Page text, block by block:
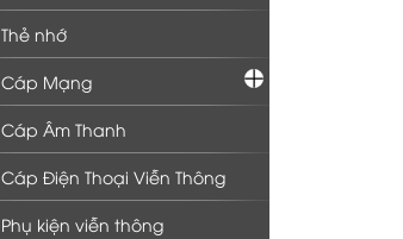
Thẻ nhớ
Cáp Mạng
Cáp Âm Thanh
Cáp Điện Thoại Viễn Thông
Phụ kiện viễn thông